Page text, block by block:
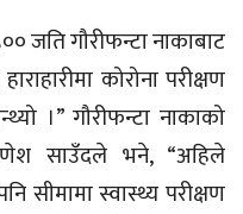
जति गौरीफन्टा नाकाबाट
कोरोना परीक्षण
।” गौरीफन्टा नाकाको
साउँदले भने, “अहिले
सीमामा स्वास्थ्य परीक्षण